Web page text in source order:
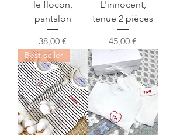
le flocon,
pantalon
Prix
38,00 €
L'innocent,
tenue 2 pièces
Prix
45,00 €
Best-seller